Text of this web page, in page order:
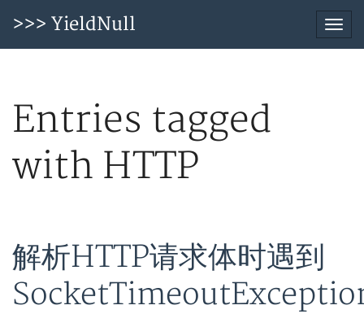
>>> YieldNull
Entries tagged
with HTTP
解析HTTP请求体时遇到